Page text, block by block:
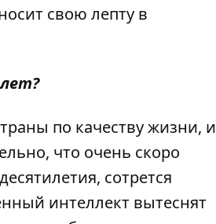
свою лепту в
по качеству жизни, и
что очень скоро
сотрется
интеллект вытеснят